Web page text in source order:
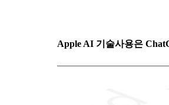
Apple AI 기술사용은